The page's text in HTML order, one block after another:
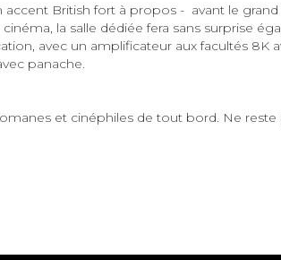
British fort à propos - avant le grand
la salle dédiée fera sans surprise
avec un amplificateur aux facultés 8K
panache.
et cinéphiles de tout bord. Ne reste